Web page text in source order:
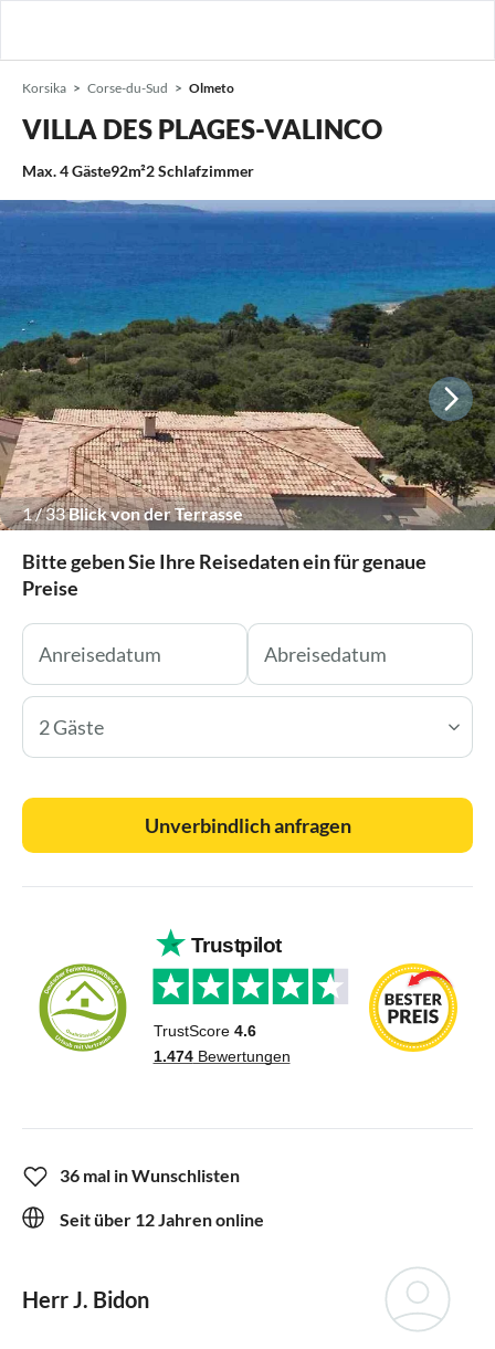
Korsika Corse-du-Sud Olmeto
VILLA DES PLAGES-VALINCO
Max.4Gäste92m²2Schlafzimmer
1/33Blick von der Terrasse
Bitte geben Sie Ihre Reisedaten ein für genaue
Preise
2 Gäste
Unverbindlich anfragen
36 mal in Wunschlisten
Seit über 12 Jahren online
Herr J. Bidon